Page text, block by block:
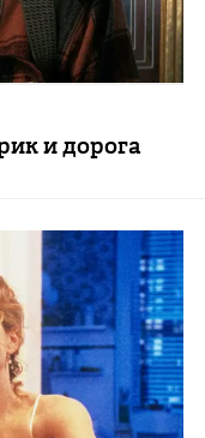
и дорога